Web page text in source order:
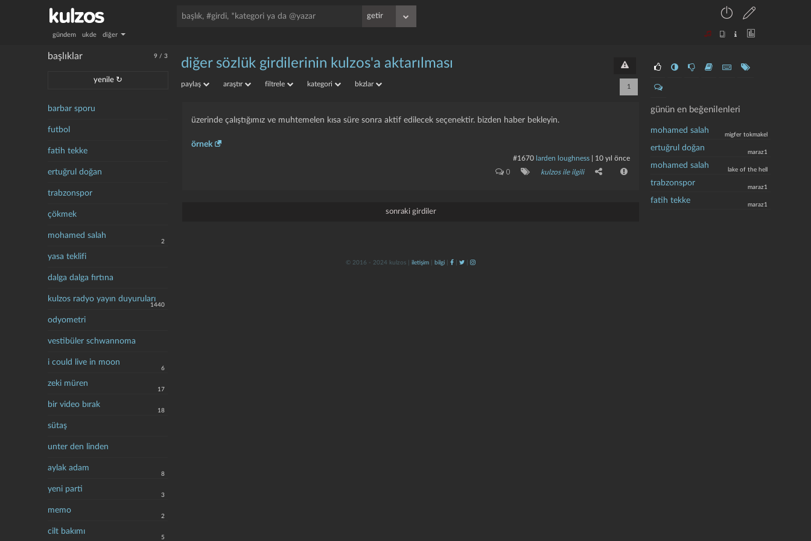
gündem ukde diğer
9 /3
başlıklar
yenile ↻
barbar sporu
futbol
fatih tekke
ertuğrul doğan
trabzonspor
çökmek
mohamed salah
2
yasa teklifi
dalga dalga fırtına
kulzos radyo yayın duyuruları
1440
odyometri
vestibüler schwannoma
i could live in moon
6
zeki müren
17
bir video bırak
18
sütaş
unter den linden
aylak adam
8
yeni parti
3
memo
2
cilt bakımı
5
günün en beğenilenleri
mohamed salah migfer tokmakel
ertuğrul doğan maraz1
mohamed salah lake of the hell
trabzonspor maraz1
fatih tekke maraz1
diğer sözlük girdilerinin kulzos'a aktarılması
paylaş araştır filtrele kategori bkzlar 1
üzerinde çalıştığımız ve muhtemelen kısa süre sonra aktif edilecek seçenektir. bizden haber bekleyin.
örnek
#1670 larden loughness| 10 yıl önce
0 kulzos ile ilgili
sonraki girdiler
© 2016 - 2024 kulzos | iletişim bilgi